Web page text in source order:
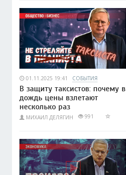
01.11.2025 19:41 СОБЫТИЯ
В защиту таксистов: почему в
дождь цены взлетают
несколько раз
МИХАИЛ ДЕЛЯГИН 991